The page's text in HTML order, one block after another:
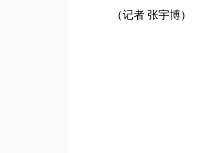
（记者 张宇博）